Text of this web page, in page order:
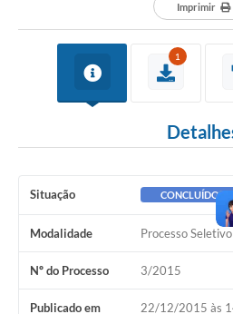
Imprimir
1
Situação CONCLUÍDO
Modalidade Processo Seletivo
Nº do Processo 3/2015
Publicado em 22/12/2015 às